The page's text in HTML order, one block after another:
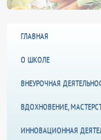
ГЛАВНАЯ
О ШКОЛЕ
ВНЕУРОЧНАЯ
ВДОХНОВЕНИЕ,
ИННОВАЦИОННАЯ